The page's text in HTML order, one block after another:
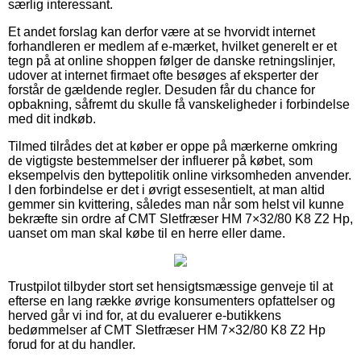
særlig interessant.
Et andet forslag kan derfor være at se hvorvidt internet
forhandleren er medlem af e-mærket, hvilket generelt er et
tegn på at online shoppen følger de danske retningslinjer,
udover at internet firmaet ofte besøges af eksperter der
forstår de gældende regler. Desuden får du chance for
opbakning, såfremt du skulle få vanskeligheder i forbindelse
med dit indkøb.
Tilmed tilrådes det at køber er oppe på mærkerne omkring
de vigtigste bestemmelser der influerer på købet, som
eksempelvis den byttepolitik online virksomheden anvender.
I den forbindelse er det i øvrigt essesentielt, at man altid
gemmer sin kvittering, således man når som helst vil kunne
bekræfte sin ordre af CMT Sletfræser HM 7×32/80 K8 Z2 Hp,
uanset om man skal købe til en herre eller dame.
Trustpilot tilbyder stort set hensigtsmæssige genveje til at
efterse en lang række øvrige konsumenters opfattelser og
herved går vi ind for, at du evaluerer e-butikkens
bedømmelser af CMT Sletfræser HM 7×32/80 K8 Z2 Hp
forud for at du handler.